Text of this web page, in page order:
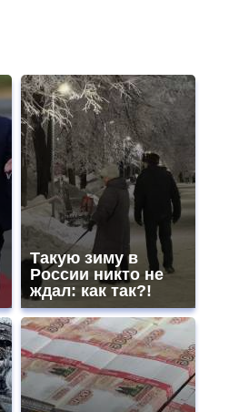
Такую зиму в
России никто не
ждал: как так?!